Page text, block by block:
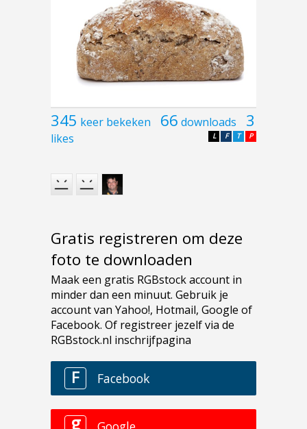
345 keer bekeken 66 downloads 3
likes P
T
F
L
Gratis registreren om deze
foto te downloaden